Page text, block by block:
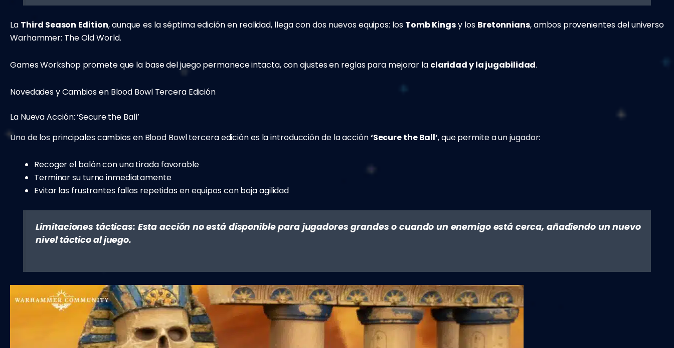
La Third Season Edition, aunque es la séptima edición en realidad, llega con dos nuevos equipos: los Tomb Kingsy los Bretonnians, ambos provenientes del universo
Warhammer: The Old World.
Games Workshop promete que la base del juego permanece intacta, con ajustes en reglas para mejorar la claridad y la jugabilidad.
Novedades y Cambios en Blood Bowl Tercera Edición
La Nueva Acción: ‘Secure the Ball’
Uno de los principales cambios en Blood Bowl tercera edición es la introducción de la acción‘Secure the Ball’, que permite a un jugador:
Recoger el balón con una tirada favorable
Terminar su turno inmediatamente
Evitar las frustrantes fallas repetidas en equipos con baja agilidad
Limitaciones tácticas: Esta acción no está disponible para jugadores grandes o cuando un enemigo está cerca, añadiendo un nuevo
nivel táctico al juego.